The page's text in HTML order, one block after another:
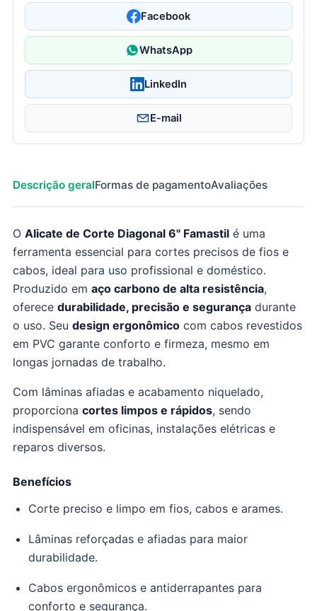
Facebook
WhatsApp
LinkedIn
E-mail
Descrição geralFormas de pagamentoAvaliações
O Alicate de Corte Diagonal 6" Famastil é uma
ferramenta essencial para cortes precisos de fios e
cabos, ideal para uso profissional e doméstico.
Produzido em aço carbono de alta resistência,
oferece durabilidade, precisão e segurança durante
o uso. Seu design ergonômico com cabos revestidos
em PVC garante conforto e firmeza, mesmo em
longas jornadas de trabalho.
Com lâminas afiadas e acabamento niquelado,
proporciona cortes limpos e rápidos, sendo
indispensável em oficinas, instalações elétricas e
reparos diversos.
Benefícios
Corte preciso e limpo em fios, cabos e arames.
Lâminas reforçadas e afiadas para maior
durabilidade.
Cabos ergonômicos e antiderrapantes para
conforto e segurança.